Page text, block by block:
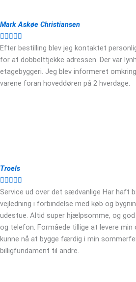
Mark Askøe Christiansen

Efter bestilling blev jeg kontaktet
for at dobbelttjekke adressen. Der var
etagebyggeri. Jeg blev informeret
varene foran hoveddøren på 2 hverdage.
Troels

Service ud over det sædvanlige Har haft
vejledning i forbindelse med køb og
udestue. Altid super hjælpsomme, og god
og telefon. Formåede tillige at levere min
kunne nå at bygge færdig i min
billigfundament til andre.